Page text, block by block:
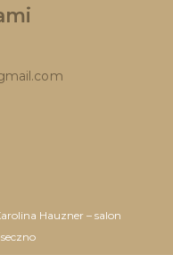
Hauzner – salon